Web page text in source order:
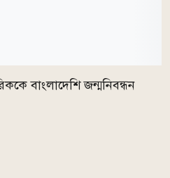
বাংলাদেশি জন্মনিবন্ধন